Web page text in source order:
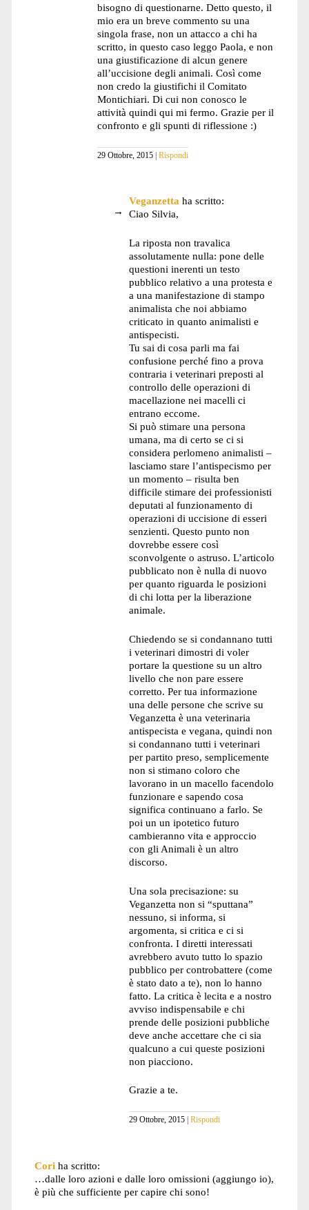
bisogno di questionarne. Detto questo, il
mio era un breve commento su una
singola frase, non un attacco a chi ha
scritto, in questo caso leggo Paola, e non
una giustificazione di alcun genere
all’uccisione degli animali. Così come
non credo la giustifichi il Comitato
Montichiari. Di cui non conosco le
attività quindi qui mi fermo. Grazie per il
confronto e gli spunti di riflessione :)
29 Ottobre, 2015 Rispondi
Veganzetta ha scritto:
Ciao Silvia,
La riposta non travalica
assolutamente nulla: pone delle
questioni inerenti un testo
pubblico relativo a una protesta e
a una manifestazione di stampo
animalista che noi abbiamo
criticato in quanto animalisti e
antispecisti.
Tu sai di cosa parli ma fai
confusione perché fino a prova
contraria i veterinari preposti al
controllo delle operazioni di
macellazione nei macelli ci
entrano eccome.
Si può stimare una persona
umana, ma di certo se ci si
considera perlomeno animalisti –
lasciamo stare l’antispecismo per
un momento – risulta ben
difficile stimare dei professionisti
deputati al funzionamento di
operazioni di uccisione di esseri
senzienti. Questo punto non
dovrebbe essere così
sconvolgente o astruso. L’articolo
pubblicato non è nulla di nuovo
per quanto riguarda le posizioni
di chi lotta per la liberazione
animale.
Chiedendo se si condannano tutti
i veterinari dimostri di voler
portare la questione su un altro
livello che non pare essere
corretto. Per tua informazione
una delle persone che scrive su
Veganzetta è una veterinaria
antispecista e vegana, quindi non
si condannano tutti i veterinari
per partito preso, semplicemente
non si stimano coloro che
lavorano in un macello facendolo
funzionare e sapendo cosa
significa continuano a farlo. Se
poi un un ipotetico futuro
cambieranno vita e approccio
con gli Animali è un altro
discorso.
Una sola precisazione: su
Veganzetta non si “sputtana”
nessuno, si informa, si
argomenta, si critica e ci si
confronta. I diretti interessati
avrebbero avuto tutto lo spazio
pubblico per controbattere (come
è stato dato a te), non lo hanno
fatto. La critica è lecita e a nostro
avviso indispensabile e chi
prende delle posizioni pubbliche
deve anche accettare che ci sia
qualcuno a cui queste posizioni
non piacciono.
Grazie a te.
29 Ottobre, 2015 Rispondi
Cori ha scritto:
…dalle loro azioni e dalle loro omissioni (aggiungo io),
è più che sufficiente per capire chi sono!